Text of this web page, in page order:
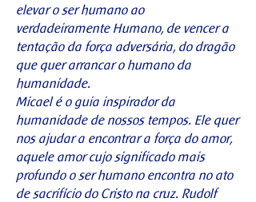
elevar o ser humano ao
verdadeiramente Humano, de vencer a
tentação da força adversária, do dragão
que quer arrancar o humano da
humanidade.
Micael é o guia inspirador da
humanidade de nossos tempos. Ele quer
nos ajudar a encontrar a força do amor,
aquele amor cujo significado mais
profundo o ser humano encontra no ato
de sacrifício do Cristo na cruz. Rudolf